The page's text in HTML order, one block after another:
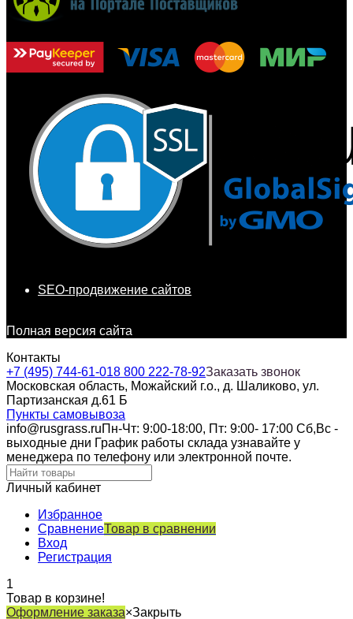
SEO-продвижение сайтов
Полная версия сайта
Контакты
+7 (495) 744-61-018 800 222-78-92Заказать звонок
Московская область, Можайский г.о., д. Шаликово, ул.
Партизанская д.61 Б
Пункты самовывоза
info@rusgrass.ruПн-Чт: 9:00-18:00, Пт: 9:00- 17:00 Сб,Вс -
выходные дни График работы склада узнавайте у
менеджера по телефону или электронной почте.
Личный кабинет
Избранное
СравнениеТовар в сравнении
Вход
Регистрация
1
Товар в корзине!
Оформление заказа×Закрыть